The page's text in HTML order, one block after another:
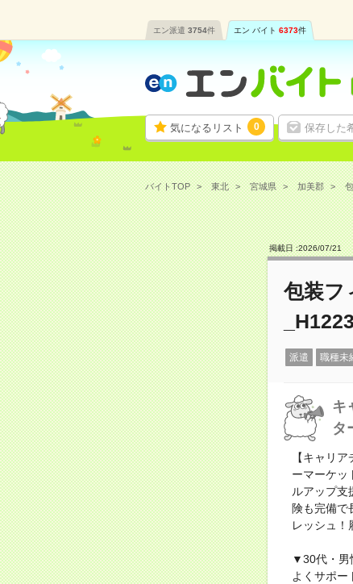
エン派遣 3754件 エン バイト 6373件
気になるリスト 0 保存した
バイトTOP 東北 宮城県 加美郡
掲載日 :2026/07/21
包装フ
派遣 職種未
キ
タ
【キャリ
ーマーケッ
ルアップ支
険も完備で
レッシュ！
▼30代・男
よくサポー